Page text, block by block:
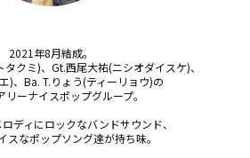
2021年8月結成。
クミ)、Gt.西尾大祐(ニシオダイスケ)、
)、Ba. T.りょう(ティーリョウ)の
リーナイスポップグループ。
ディにロックなバンドサウンド、
スなポップソング達が持ち味。